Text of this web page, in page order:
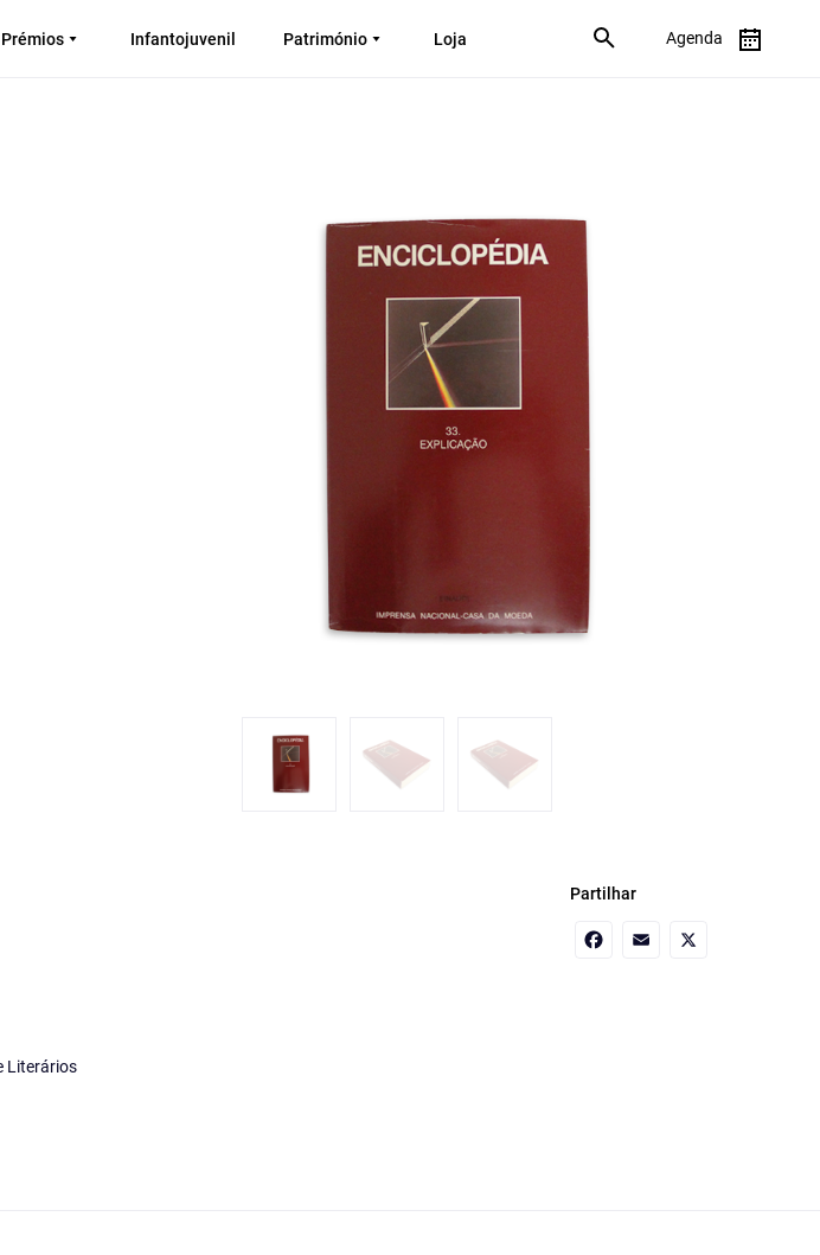
Prémios Infantojuvenil Património Loja Agenda
Partilhar
Literários